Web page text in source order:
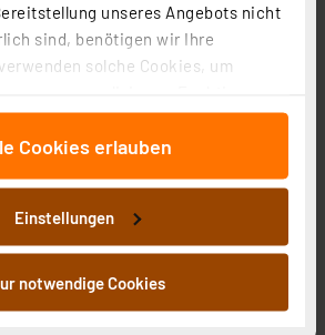
unseres Angebots nicht
sind, benötigen wir Ihre
solche Cookies, um
anbieten zu können und die Zugriffe
zu analysieren. Außerdem geben
Ihrer Verwendung unserer Website
soziale Medien, Werbung und
Partner führen diese
mit weiteren Daten
ihnen bereitgestellt haben oder die
Nutzung der Dienste gesammelt
Cookies erlauben
Einstellungen
notwendige Cookies
Leuchtmittel, TUBE MESH,